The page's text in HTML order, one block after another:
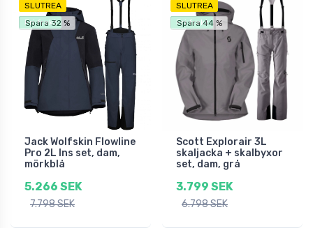
SLUTREA
Fri frakt
Spara 32 %
Jack Wolfskin Flowline
Pro 2L Ins set, dam,
mörkblå
5.266 SEK
7.798 SEK
SLUTREA
Fri frakt
Spara 44 %
Scott Explorair 3L
skaljacka + skalbyxor
set, dam, grå
3.799 SEK
6.798 SEK